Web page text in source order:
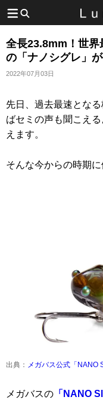
全長23.8mm！世界
の「ナノシグレ」が
2022年07月03日
先日、過去最速とな
ばセミの声も聞こえ
えます。
そんな今からの時期
出典： メガバス公式「NANO
メガバスの 「NANO